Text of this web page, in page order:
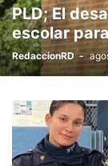
PLD; El
escolar
RedaccionRD -